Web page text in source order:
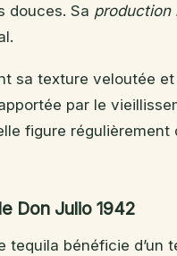
douces. Sa production
sa texture veloutée
par le
figure régulièrement
Don Julio 1942
tequila bénéficie d’un